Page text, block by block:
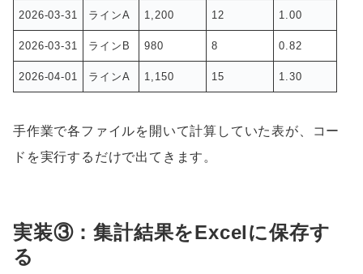
2026-03-31 ラインA 1,200 12 1.00
2026-03-31 ラインB 980 8 0.82
2026-04-01 ラインA 1,150 15 1.30
手作業で各ファイルを開いて計算していた表が、コー
ドを実行するだけで出てきます。
実装③：集計結果をExcelに保存す
る